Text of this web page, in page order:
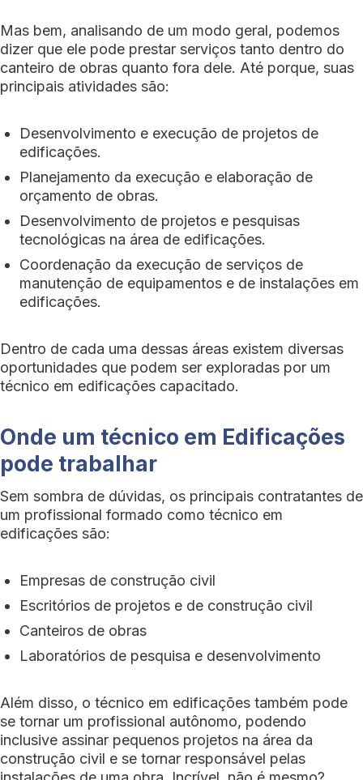
Mas bem, analisando de um modo geral, podemos
dizer que ele pode prestar serviços tanto dentro do
canteiro de obras quanto fora dele. Até porque, suas
principais atividades são:
Desenvolvimento e execução de projetos de
edificações.
Planejamento da execução e elaboração de
orçamento de obras.
Desenvolvimento de projetos e pesquisas
tecnológicas na área de edificações.
Coordenação da execução de serviços de
manutenção de equipamentos e de instalações em
edificações.
Dentro de cada uma dessas áreas existem diversas
oportunidades que podem ser exploradas por um
técnico em edificações capacitado.
Onde um técnico em Edificações
pode trabalhar
Sem sombra de dúvidas, os principais contratantes de
um profissional formado como técnico em
edificações são:
Empresas de construção civil
Escritórios de projetos e de construção civil
Canteiros de obras
Laboratórios de pesquisa e desenvolvimento
Além disso, o técnico em edificações também pode
se tornar um profissional autônomo, podendo
inclusive assinar pequenos projetos na área da
construção civil e se tornar responsável pelas